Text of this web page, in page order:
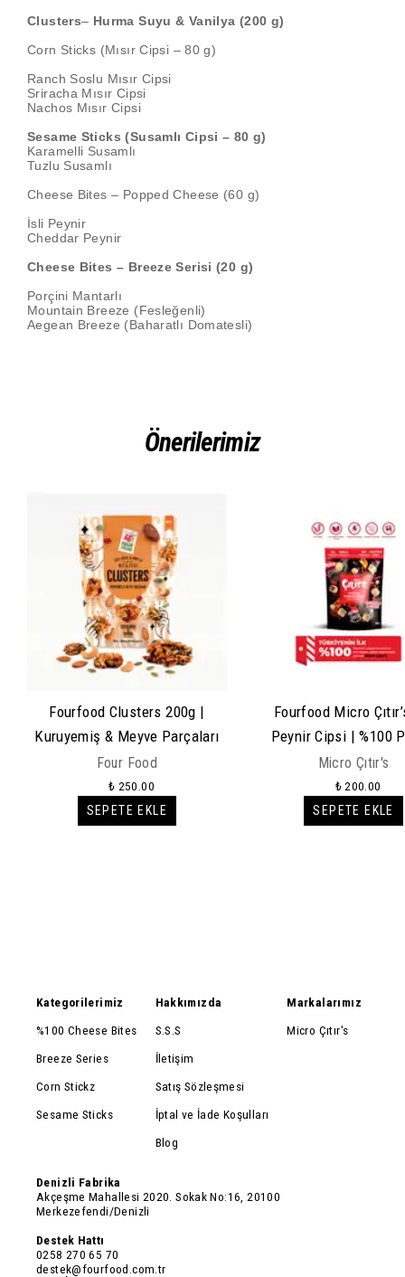
Clusters– Hurma Suyu & Vanilya (200 g)
Corn Sticks (Mısır Cipsi – 80 g)
Ranch Soslu Mısır Cipsi
Sriracha Mısır Cipsi
Nachos Mısır Cipsi
Sesame Sticks (Susamlı Cipsi – 80 g)
Karamelli Susamlı
Tuzlu Susamlı
Cheese Bites – Popped Cheese (60 g)
İsli Peynir
Cheddar Peynir
Cheese Bites – Breeze Serisi (20 g)
Porçini Mantarlı
Mountain Breeze (Fesleğenli)
Aegean Breeze (Baharatlı Domatesli)
Önerilerimiz
Fourfood Clusters 200g |
Kuruyemiş & Meyve Parçaları
Four Food
₺ 250.00
SEPETE EKLE
Fourfood Micro
Peynir Cipsi | %100
Atıştırmalık
Micro Çıtır's
₺ 200.00
SEPETE EKLE
Kategorilerimiz
%100 Cheese Bites
Breeze Series
Corn Stickz
Sesame Sticks
Hakkımızda
S.S.S
İletişim
Satış Sözleşmesi
İptal ve İade Koşulları
Blog
Markalarımız
Micro Çıtır's
Denizli Fabrika
Akçeşme Mahallesi 2020. Sokak No:16, 20100
Merkezefendi/Denizli
Destek Hattı
0258 270 65 70
destek@fourfood.com.tr